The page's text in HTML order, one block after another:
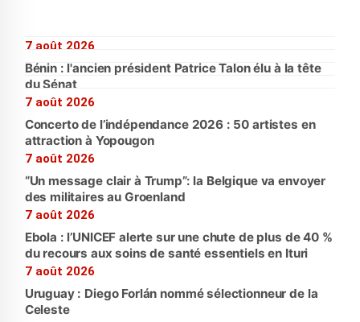
7 août 2026
Bénin : l'ancien président Patrice Talon élu à la tête
du Sénat
7 août 2026
Concerto de l’indépendance 2026 : 50 artistes en
attraction à Yopougon
7 août 2026
“Un message clair à Trump”: la Belgique va envoyer
des militaires au Groenland
7 août 2026
Ebola : l’UNICEF alerte sur une chute de plus de 40 %
du recours aux soins de santé essentiels en Ituri
7 août 2026
Uruguay : Diego Forlán nommé sélectionneur de la
Celeste